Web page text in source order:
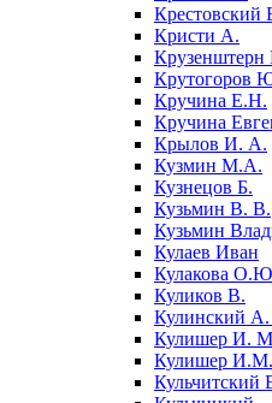
Крестовский
Кристи А.
Крузенштерн
Крутогоров
Кручина Е.Н.
Кручина
Крылов И. А.
Кузмин М.А.
Кузнецов Б.
Кузьмин В. В.
Кузьмин
Кулаев Иван
Кулакова
Куликов В.
Кулинский
Кулишер И.
Кулишер И.М.
Кульчитский